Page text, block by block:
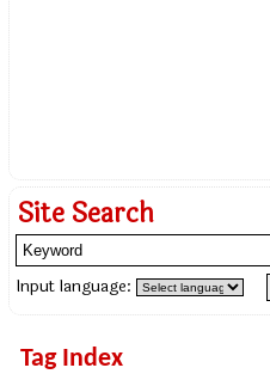
Site Search
Input language:
Tag Index